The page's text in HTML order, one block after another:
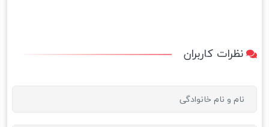
نظرات کاربران